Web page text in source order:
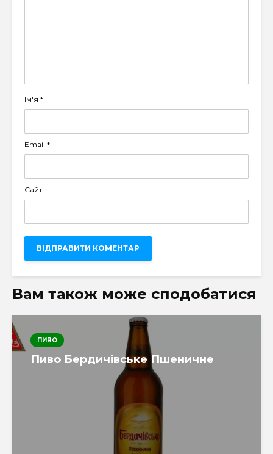
Ім'я *
Email *
Сайт
Вам також може сподобатися
ПИВО
Пиво Бердичівське Пшеничне